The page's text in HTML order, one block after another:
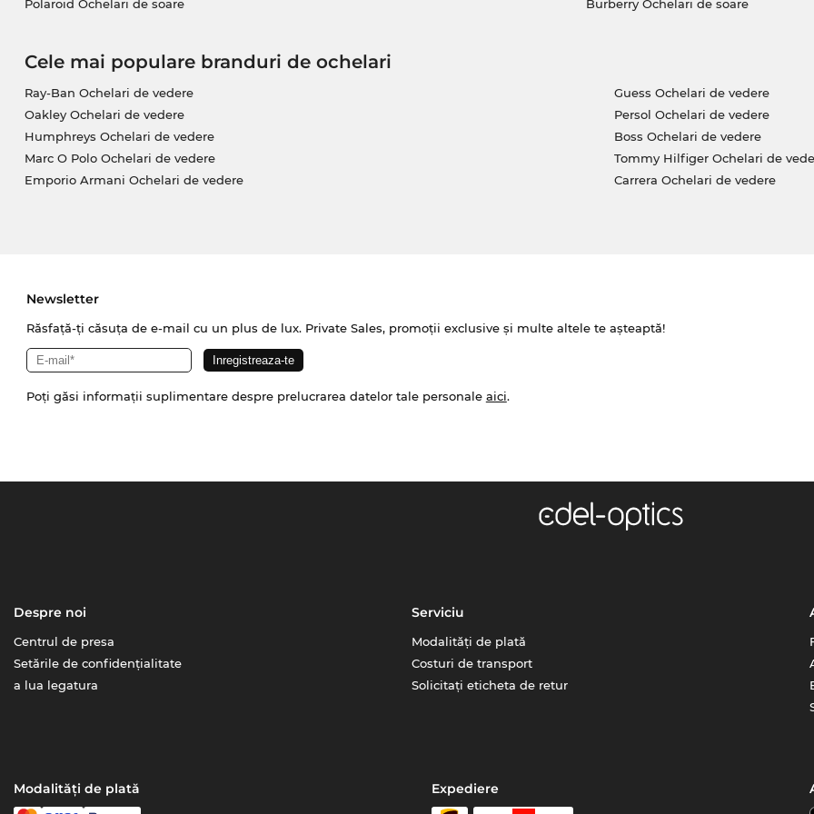
Polaroid Ochelari de soare Burberry Ochelari de soare
Cele mai populare branduri de ochelari
Ray-Ban Ochelari de vedere
Oakley Ochelari de vedere
Humphreys Ochelari de vedere
Marc O Polo Ochelari de vedere
Emporio Armani Ochelari de vedere
Guess Ochelari de vedere
Persol Ochelari de vedere
Boss Ochelari de vedere
Tommy Hilfiger Ochelari de
Carrera Ochelari de vedere
Newsletter
Răsfață-ți căsuța de e-mail cu un plus de lux. Private Sales, promoții exclusive și multe altele te așteaptă!
Poți găsi informații suplimentare despre prelucrarea datelor tale personale aici.
Despre noi
Centrul de presa
Setările de confidențialitate
a lua legatura
Serviciu
Modalități de plată
Costuri de transport
Solicitați eticheta de retur
Modalități de plată Expediere